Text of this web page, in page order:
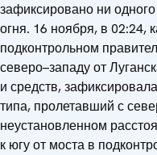
зафиксировано ни
огня. 16 ноября, в
подконтрольном
северо–западу от
и средств,
типа, пролетавший с
неустановленном
к югу от моста в